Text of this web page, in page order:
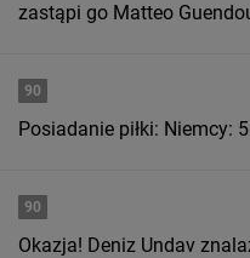
zastąpi go Matteo
90
Posiadanie piłki: Niemcy:
90
Okazja! Deniz Undav